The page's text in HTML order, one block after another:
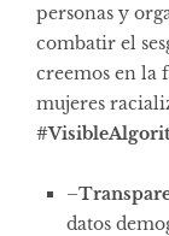
personas y
combatir el
creemos en la
mujeres
–
datos